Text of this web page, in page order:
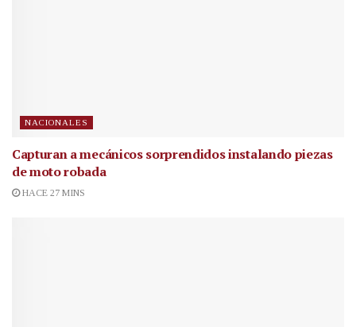
NACIONALES
Capturan a mecánicos sorprendidos instalando piezas
de moto robada
HACE 27 MINS